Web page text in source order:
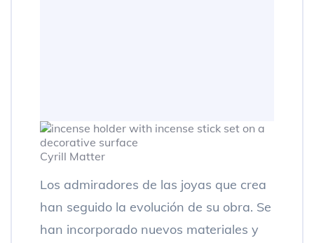
Cyrill Matter
Los admiradores de las joyas que crea
han seguido la evolución de su obra. Se
han incorporado nuevos materiales y